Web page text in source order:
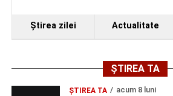
Ştirea zilei Actualitate
ȘTIREA TA
ŞTIREA TA acum 8 luni